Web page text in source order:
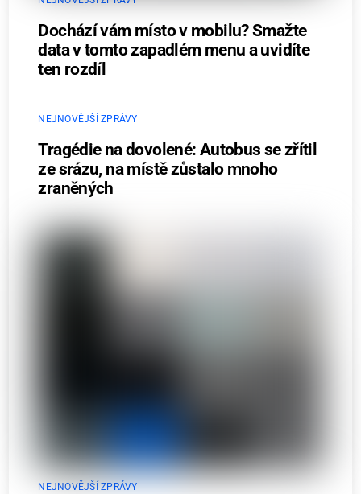
Dochází vám místo v mobilu? Smažte
data v tomto zapadlém menu a uvidíte
ten rozdíl
NEJNOVĚJŠÍ ZPRÁVY
Tragédie na dovolené: Autobus se zřítil
ze srázu, na místě zůstalo mnoho
zraněných
NEJNOVĚJŠÍ ZPRÁVY